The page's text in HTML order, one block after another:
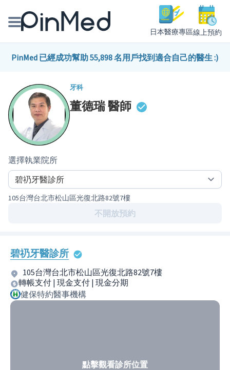
日本醫療專區線上預約
線上預約醫師、院所
醫師專欄專訪
健康主題館
PinMed 已經成功幫助 55,898 名用戶找到適合自己的醫生 :)
牙科
董德瑞醫師
選擇執業院所
105台灣台北市松山區光復北路82號7樓
不開放預約
碧礽牙醫診所
105台灣台北市松山區光復北路82號7樓
轉帳支付 | 現金支付 | 現金分期
健保特約醫事機構
點擊觀看診所位置